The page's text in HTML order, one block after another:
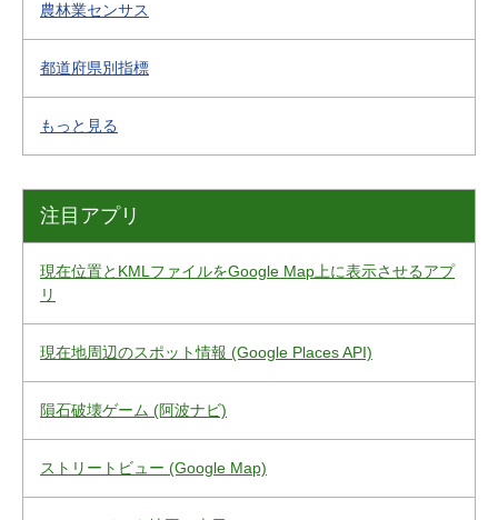
農林業センサス
都道府県別指標
もっと見る
注目アプリ
現在位置とKMLファイルをGoogle Map上に表示させるアプ
リ
現在地周辺のスポット情報 (Google Places API)
隕石破壊ゲーム (阿波ナビ)
ストリートビュー (Google Map)